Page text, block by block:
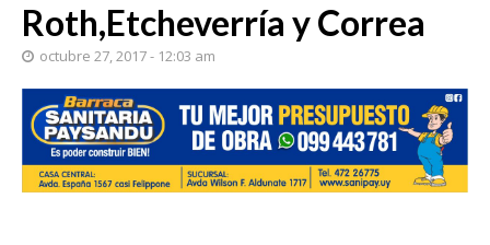
Roth,Etcheverría y Correa
octubre 27, 2017 - 12:03 am